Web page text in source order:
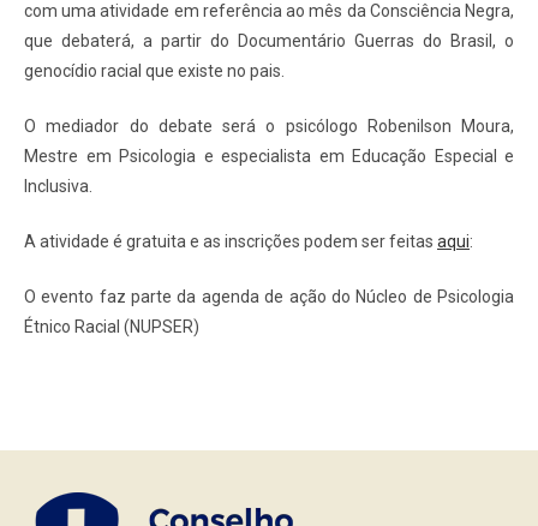
com uma atividade em referência ao mês da Consciência Negra,
que debaterá, a partir do Documentário Guerras do Brasil, o
genocídio racial que existe no pais.
O mediador do debate será o psicólogo Robenilson Moura,
Mestre em Psicologia e especialista em Educação Especial e
Inclusiva.
A atividade é gratuita e as inscrições podem ser feitas aqui:
O evento faz parte da agenda de ação do Núcleo de Psicologia
Étnico Racial (NUPSER)